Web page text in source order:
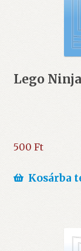
Lego
500 Ft
Kosárba